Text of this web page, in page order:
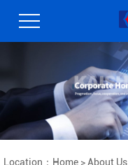
Location： Home >About Us